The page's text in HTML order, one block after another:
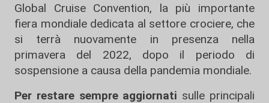
Global Cruise Convention, la più importante
fiera mondiale dedicata al settore crociere, che
si terrà nuovamente in presenza nella
primavera del 2022, dopo il periodo di
sospensione a causa della pandemia mondiale.
Per restare sempre aggiornati sulle principali